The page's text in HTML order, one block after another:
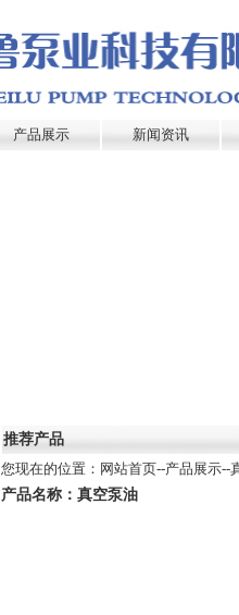
产品展示 新闻资讯
推荐产品
您现在的位置： 网站首页--产品展示--
产品名称： 真空泵油